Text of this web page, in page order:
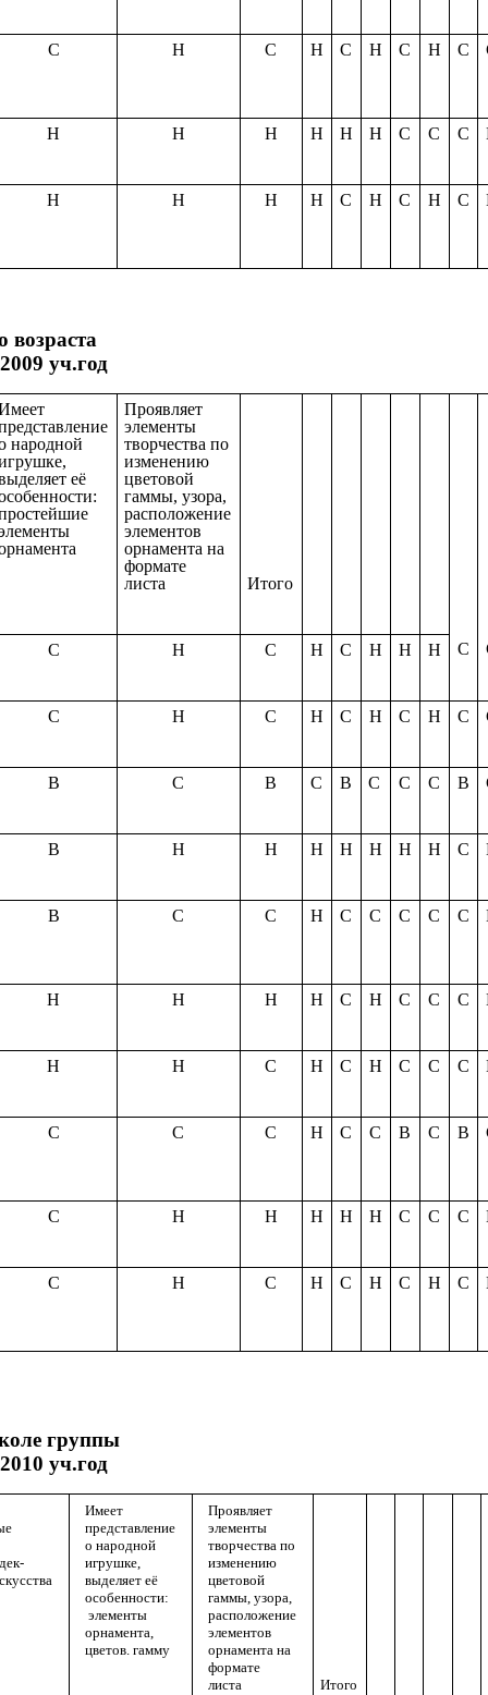
С Н С Н С Н С Н С
Н Н Н Н Н Н С С С
Н Н Н Н С Н С Н С
возраста
уч.год
народной
её
Проявляет
элементы
творчества по
изменению
цветовой
гаммы, узора,
расположение
элементов
орнамента на
формате
листа
Итого
С Н С Н С Н Н Н С
С Н С Н С Н С Н С
В С В С В С С С В
В Н Н Н Н Н Н Н С
В С С Н С С С С С
Н Н Н Н С Н С С С
Н Н С Н С Н С С С
С С С Н С С В С В
С Н Н Н Н Н С С С
С Н С Н С Н С Н С
группы
уч.год
Имеет
представление
о народной
игрушке,
выделяет её
особенности:
элементы
орнамента,
цветов. гамму
Проявляет
элементы
творчества по
изменению
цветовой
гаммы, узора,
расположение
элементов
орнамента на
формате
листа
Итого